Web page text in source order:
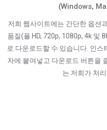
(Windows,
저희 웹사이트에는 간단한 옵션
품질(풀 HD, 720p, 1080p, 4k 및
로 다운로드할 수 있습니다. 인
자에 붙여넣고 다운로드 버튼을
는 저희가 처